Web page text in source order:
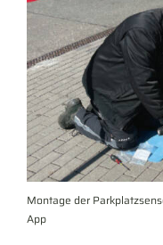
Montage der
App